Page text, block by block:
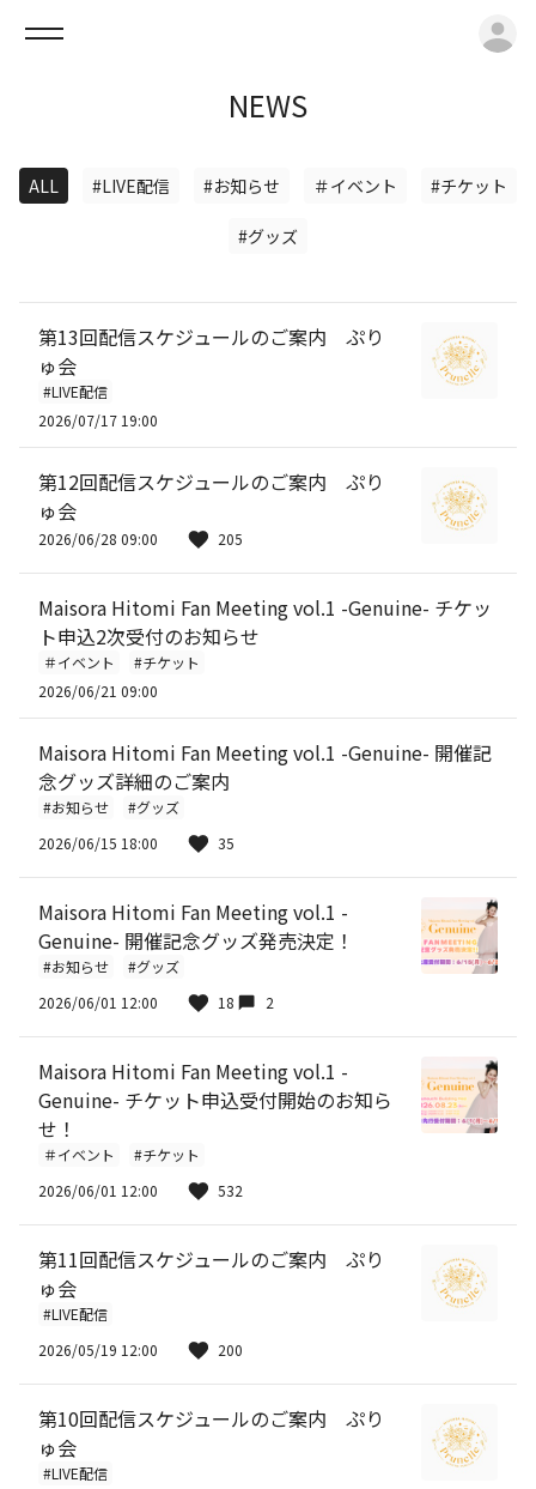
NEWS
ALL #LIVE配信 #お知らせ ＃イベント #チケット
#グッズ
第13回配信スケジュールのご案内 ぷり
ゅ会
#LIVE配信
2026/07/17 19:00
第12回配信スケジュールのご案内 ぷり
ゅ会
2026/06/28 09:00 205
Maisora Hitomi Fan Meeting vol.1 -Genuine- チケッ
ト申込2次受付のお知らせ
＃イベント
#チケット
2026/06/21 09:00
Maisora Hitomi Fan Meeting vol.1 -Genuine- 開催記
念グッズ詳細のご案内
#お知らせ
#グッズ
2026/06/15 18:00
35
Maisora Hitomi Fan Meeting vol.1 -
Genuine- 開催記念グッズ発売決定！
#お知らせ
#グッズ
2026/06/01 12:00
18 2
Maisora Hitomi Fan Meeting vol.1 -
Genuine- チケット申込受付開始のお知ら
せ！
＃イベント
#チケット
2026/06/01 12:00
532
第11回配信スケジュールのご案内 ぷり
ゅ会
#LIVE配信
2026/05/19 12:00
200
第10回配信スケジュールのご案内 ぷり
ゅ会
#LIVE配信